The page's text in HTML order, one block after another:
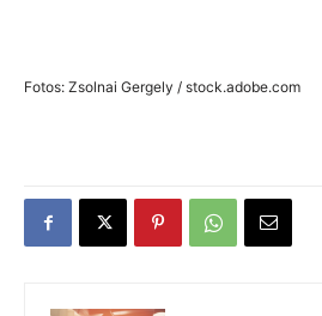
Fotos: Zsolnai Gergely / stock.adobe.com